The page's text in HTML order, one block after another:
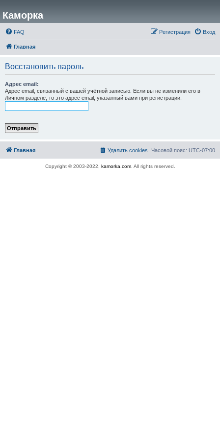
Каморка
FAQ Вход
Регистрация
Главная
Восстановить пароль
Адрес email:
Адрес email, связанный с вашей учётной записью. Если вы не изменили его в
Личном разделе, то это адрес email, указанный вами при регистрации.
Главная Часовой пояс: UTC-07:00
Удалить cookies
Copyright © 2003-2022, kamorka.com. All rights reserved.